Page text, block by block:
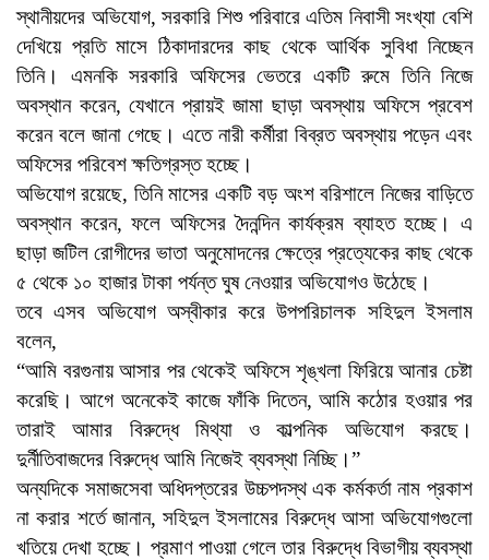
স্থানীয়দের অভিযোগ, সরকারি শিশু পরিবারে এতিম নিবাসী সংখ্যা বেশি
দেখিয়ে প্রতি মাসে ঠিকাদারদের কাছ থেকে আর্থিক সুবিধা নিচ্ছেন
তিনি। এমনকি সরকারি অফিসের ভেতরে একটি রুমে তিনি নিজে
অবস্থান করেন, যেখানে প্রায়ই জামা ছাড়া অবস্থায় অফিসে প্রবেশ
করেন বলে জানা গেছে। এতে নারী কর্মীরা বিব্রত অবস্থায় পড়েন এবং
অফিসের পরিবেশ ক্ষতিগ্রস্ত হচ্ছে।
অভিযোগ রয়েছে, তিনি মাসের একটি বড় অংশ বরিশালে নিজের বাড়িতে
অবস্থান করেন, ফলে অফিসের দৈনন্দিন কার্যক্রম ব্যাহত হচ্ছে। এ
ছাড়া জটিল রোগীদের ভাতা অনুমোদনের ক্ষেত্রে প্রত্যেকের কাছ থেকে
৫ থেকে ১০ হাজার টাকা পর্যন্ত ঘুষ নেওয়ার অভিযোগও উঠেছে।
তবে এসব অভিযোগ অস্বীকার করে উপপরিচালক সহিদুল ইসলাম
বলেন,
“আমি বরগুনায় আসার পর থেকেই অফিসে শৃঙ্খলা ফিরিয়ে আনার চেষ্টা
করেছি। আগে অনেকেই কাজে ফাঁকি দিতেন, আমি কঠোর হওয়ার পর
তারাই আমার বিরুদ্ধে মিথ্যা ও কাল্পনিক অভিযোগ করছে।
দুর্নীতিবাজদের বিরুদ্ধে আমি নিজেই ব্যবস্থা নিচ্ছি।”
অন্যদিকে সমাজসেবা অধিদপ্তরের উচ্চপদস্থ এক কর্মকর্তা নাম প্রকাশ
না করার শর্তে জানান, সহিদুল ইসলামের বিরুদ্ধে আসা অভিযোগগুলো
খতিয়ে দেখা হচ্ছে। প্রমাণ পাওয়া গেলে তার বিরুদ্ধে বিভাগীয় ব্যবস্থা